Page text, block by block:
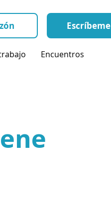
Escríbeme
Encuentros